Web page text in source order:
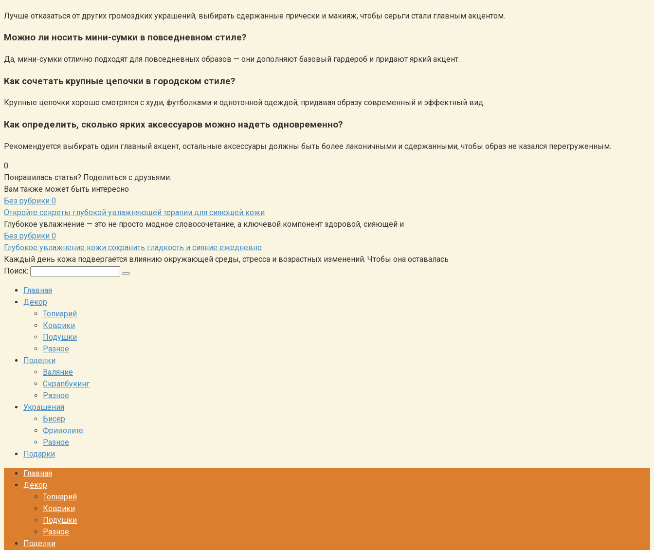
Лучше отказаться от других громоздких украшений, выбирать сдержанные прически и макияж, чтобы серьги стали главным акцентом.
Можно ли носить мини-сумки в повседневном стиле?
Да, мини-сумки отлично подходят для повседневных образов — они дополняют базовый гардероб и придают яркий акцент.
Как сочетать крупные цепочки в городском стиле?
Крупные цепочки хорошо смотрятся с худи, футболками и однотонной одеждой, придавая образу современный и эффектный вид.
Как определить, сколько ярких аксессуаров можно надеть одновременно?
Рекомендуется выбирать один главный акцент, остальные аксессуары должны быть более лаконичными и сдержанными, чтобы образ не казался перегруженным.
0
Понравилась статья? Поделиться с друзьями:
Вам также может быть интересно
Без рубрики 0
Откройте секреты глубокой увлажняющей терапии для сияющей кожи
Глубокое увлажнение — это не просто модное словосочетание, а ключевой компонент здоровой, сияющей и
Без рубрики 0
Глубокое увлажнение кожи сохранить гладкость и сияние ежедневно
Каждый день кожа подвергается влиянию окружающей среды, стресса и возрастных изменений. Чтобы она оставалась
Поиск:
Главная
Декор
Топиарий
Коврики
Подушки
Разное
Поделки
Валяние
Скрапбукинг
Разное
Украшения
Бисер
Фриволите
Разное
Подарки
Главная
Декор
Топиарий
Коврики
Подушки
Разное
Поделки